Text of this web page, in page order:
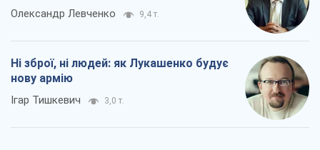
Олександр Левченко 9,4 т.
Ні зброї, ні людей: як Лукашенко будує
нову армію
Ігар Тишкевич 3,0 т.